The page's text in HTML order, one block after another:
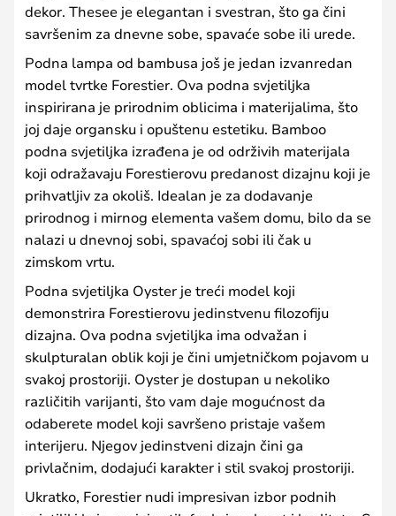
dekor. Thesee je elegantan i svestran, što ga čini
savršenim za dnevne sobe, spavaće sobe ili urede.
Podna lampa od bambusa još je jedan izvanredan
model tvrtke Forestier. Ova podna svjetiljka
inspirirana je prirodnim oblicima i materijalima, što
joj daje organsku i opuštenu estetiku. Bamboo
podna svjetiljka izrađena je od održivih materijala
koji odražavaju Forestierovu predanost dizajnu koji je
prihvatljiv za okoliš. Idealan je za dodavanje
prirodnog i mirnog elementa vašem domu, bilo da se
nalazi u dnevnoj sobi, spavaćoj sobi ili čak u
zimskom vrtu.
Podna svjetiljka Oyster je treći model koji
demonstrira Forestierovu jedinstvenu filozofiju
dizajna. Ova podna svjetiljka ima odvažan i
skulpturalan oblik koji je čini umjetničkom pojavom u
svakoj prostoriji. Oyster je dostupan u nekoliko
različitih varijanti, što vam daje mogućnost da
odaberete model koji savršeno pristaje vašem
interijeru. Njegov jedinstveni dizajn čini ga
privlačnim, dodajući karakter i stil svakoj prostoriji.
Ukratko, Forestier nudi impresivan izbor podnih